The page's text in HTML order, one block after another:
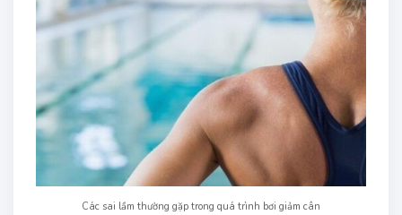
Các sai lầm thường gặp trong quá trình bơi giảm cân